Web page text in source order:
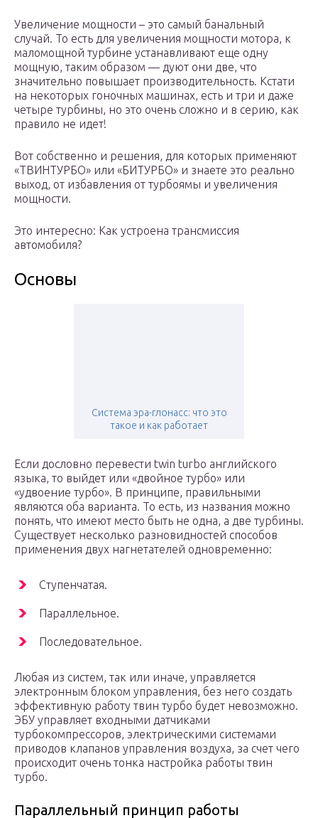
Увеличение мощности – это самый банальный
случай. То есть для увеличения мощности мотора, к
маломощной турбине устанавливают еще одну
мощную, таким образом — дуют они две, что
значительно повышает производительность. Кстати
на некоторых гоночных машинах, есть и три и даже
четыре турбины, но это очень сложно и в серию, как
правило не идет!
Вот собственно и решения, для которых применяют
«ТВИНТУРБО» или «БИТУРБО» и знаете это реально
выход, от избавления от турбоямы и увеличения
мощности.
Это интересно: Как устроена трансмиссия
автомобиля?
Основы
Система эра-глонасс: что это
такое и как работает
Если дословно перевести twin turbo английского
языка, то выйдет или «двойное турбо» или
«удвоение турбо». В принципе, правильными
являются оба варианта. То есть, из названия можно
понять, что имеют место быть не одна, а две турбины.
Существует несколько разновидностей способов
применения двух нагнетателей одновременно:
Ступенчатая.
Параллельное.
Последовательное.
Любая из систем, так или иначе, управляется
электронным блоком управления, без него создать
эффективную работу твин турбо будет невозможно.
ЭБУ управляет входными датчиками
турбокомпрессоров, электрическими системами
приводов клапанов управления воздуха, за счет чего
происходит очень тонка настройка работы твин
турбо.
Параллельный принцип работы